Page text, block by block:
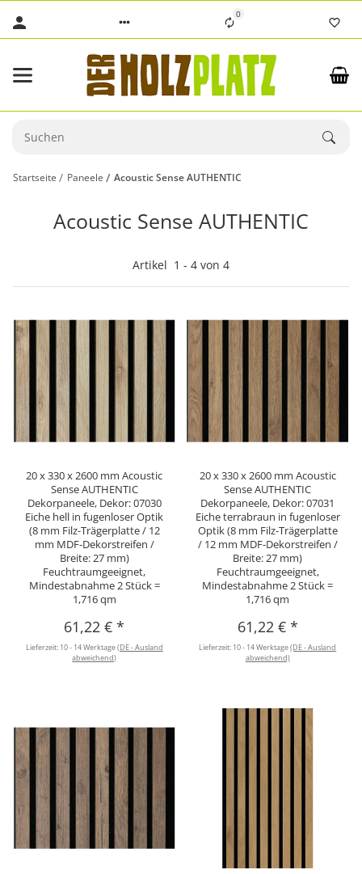
0
Startseite Paneele Acoustic Sense AUTHENTIC
Acoustic Sense AUTHENTIC
Artikel 1 - 4 von 4
20 x 330 x 2600 mm Acoustic
Sense AUTHENTIC
Dekorpaneele, Dekor: 07030
Eiche hell in fugenloser Optik
(8 mm Filz-Trägerplatte / 12
mm MDF-Dekorstreifen /
Breite: 27 mm)
Feuchtraumgeeignet,
Mindestabnahme 2 Stück =
1,716 qm
61,22 €*
Lieferzeit: 10 - 14 Werktage(DE - Ausland
abweichend)
20 x 330 x 2600 mm Acoustic
Sense AUTHENTIC
Dekorpaneele, Dekor: 07031
Eiche terrabraun in fugenloser
Optik (8 mm Filz-Trägerplatte
/ 12 mm MDF-Dekorstreifen /
Breite: 27 mm)
Feuchtraumgeeignet,
Mindestabnahme 2 Stück =
1,716 qm
61,22 € *
Lieferzeit: 10 - 14 Werktage(DE - Ausland
abweichend)